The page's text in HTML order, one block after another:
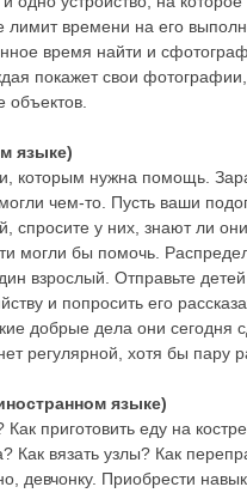
лимит времени на его
время найти и
покажет свои
языке)
которым нужна помощь.
чем-то. Пусть ваши
спросите у них, знают ли
могли бы помочь.
взрослый. Отправьте
и попросить его
добрые дела они
регулярной, хотя бы пару
языке)
Как приготовить еду на
Как вязать узлы? Как
девчонку. Приобрести